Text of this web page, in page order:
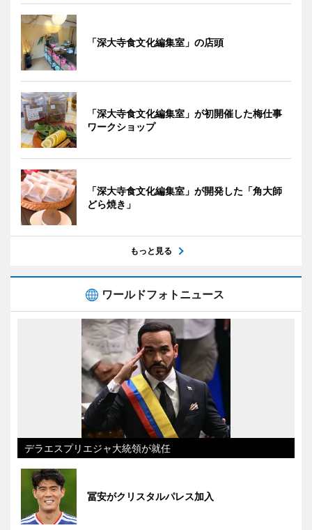
「深大寺食文化編集室」の店頭
「深大寺食文化編集室」が初開催した梅仕事
ワークショップ
「深大寺食文化編集室」が開発した「角大師
どら焼き」
もっと見る
ワールドフォトニュース
デラエスプリエジャ大統領が就任
冨安がクリスタルパレス加入